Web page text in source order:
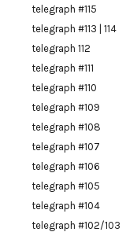
telegraph #115
telegraph #113 | 114
telegraph 112
telegraph #111
telegraph #110
telegraph #109
telegraph #108
telegraph #107
telegraph #106
telegraph #105
telegraph #104
telegraph #102/103